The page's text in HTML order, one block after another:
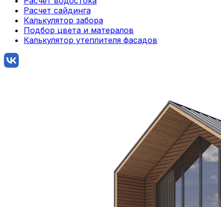
Расчет сайдинга
Калькулятор забора
Подбор цвета и матералов
Калькулятор утеплителя фасадов